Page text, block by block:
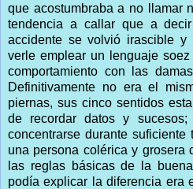
que acostumbraba a no llamar
tendencia a callar que a
accidente se volvió irascible y
verle emplear un lenguaje
comportamiento con las
Definitivamente no era el
piernas, sus cinco sentidos
de recordar datos y
concentrarse durante
una persona colérica y grosera
las reglas básicas de la
podía explicar la diferencia era